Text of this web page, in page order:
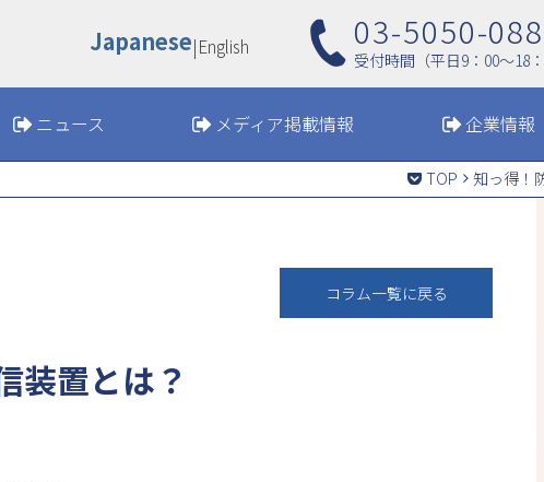
Japanese|English 03-5050-
受付時間（平日9：00〜18：
ニュース メディア掲載情報 企業情報
TOP 知っ得！
コラム一覧に戻る
装置とは？